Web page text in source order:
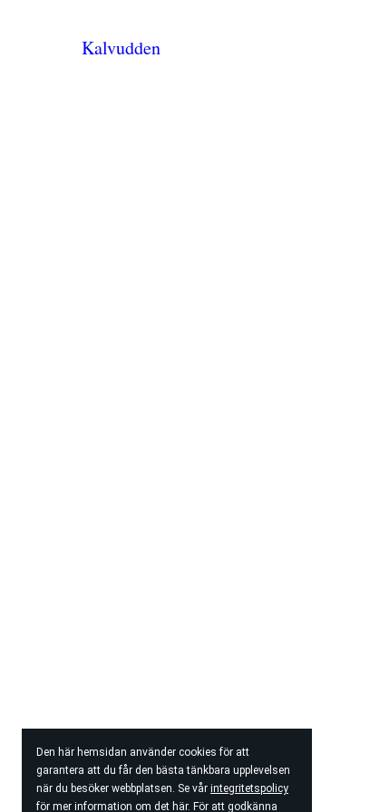
Den här hemsidan använder cookies för att
garantera att du får den bästa tänkbara upplevelsen
när du besöker webbplatsen. Se vår integritetspolicy
för mer information om det här. För att godkänna
Kalvudden